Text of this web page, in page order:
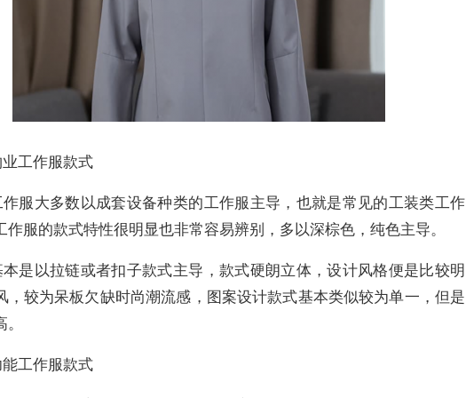
工作服款式
服大多数以成套设备种类的工作服主导，也就是常见的工装类工作
作服的款式特性很明显也非常容易辨别，多以深棕色，纯色主导。
是以拉链或者扣子款式主导，款式硬朗立体，设计风格便是比较明
，较为呆板欠缺时尚潮流感，图案设计款式基本类似较为单一，但是
工作服款式